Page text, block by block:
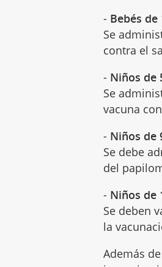
- Bebés de
Se
contra el
- Niños de
Se
vacuna
- Niños de
Se debe
del
- Niños de
Se deben
la
Además